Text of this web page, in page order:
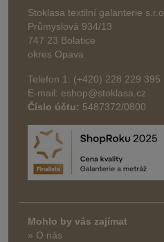
Stoklasa textilní galanterie s.r.o.
Průmyslová 934/13
747 23 Bolatice
okres Opava
Telefon 1: (+420) 228 229 395
E-mail: eshop@stoklasa.cz
Číslo účtu: 5487372/0800
Mohlo by vás zajímat
» O nás